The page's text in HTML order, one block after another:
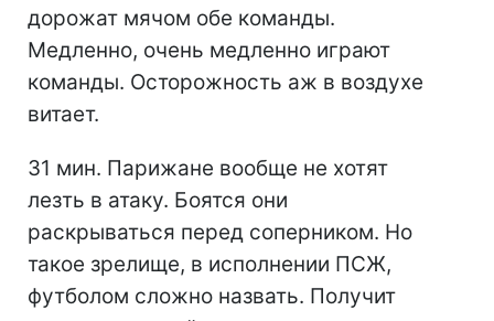
дорожат мячом обе команды.
Медленно, очень медленно играют
команды. Осторожность аж в воздухе
витает.
31 мин. Парижане вообще не хотят
лезть в атаку. Боятся они
раскрываться перед соперником. Но
такое зрелище, в исполнении ПСЖ,
футболом сложно назвать. Получит